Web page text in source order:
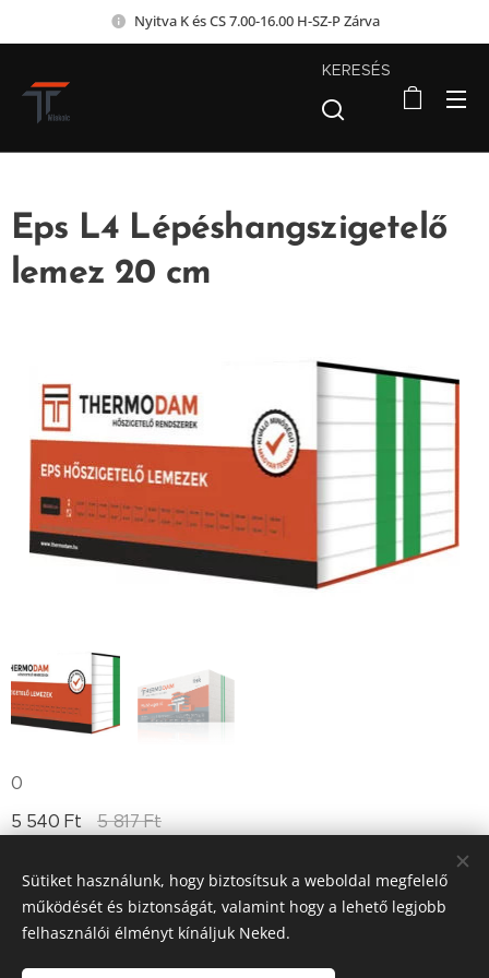
Nyitva K és CS 7.00-16.00 H-SZ-P Zárva
KERESÉS
Eps L4 Lépéshangszigetelő
lemez 20 cm
0
5 540 Ft 5 817Ft
Till "96" Kft Adószán: 11385497-2-05
Sütiket használunk, hogy biztosítsuk a weboldal megfelelő
működését és biztonságát, valamint hogy a lehető legjobb
felhasználói élményt kínáljuk Neked.